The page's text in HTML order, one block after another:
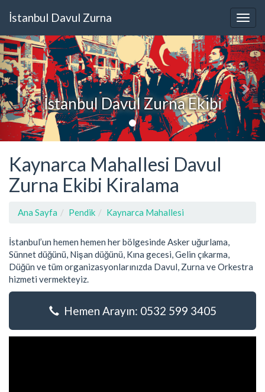
İstanbul Davul Zurna
İstanbul Davul Zurna Ekibi
Kaynarca Mahallesi Davul
Zurna Ekibi Kiralama
Ana Sayfa Pendik Kaynarca Mahallesi
İstanbul’un hemen hemen her bölgesinde Asker uğurlama,
Sünnet düğünü, Nişan düğünü, Kına gecesi, Gelin çıkarma,
Düğün ve tüm organizasyonlarınızda Davul, Zurna ve Orkestra
hizmeti vermekteyiz.
Hemen Arayın: 0532 599 3405